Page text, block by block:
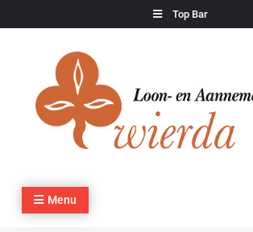
to
Top Bar
Loon – en Aannemersbedrijf
Kraan- en machineverhuur, agrarisch
cultuurtechnisch werk en
Menu